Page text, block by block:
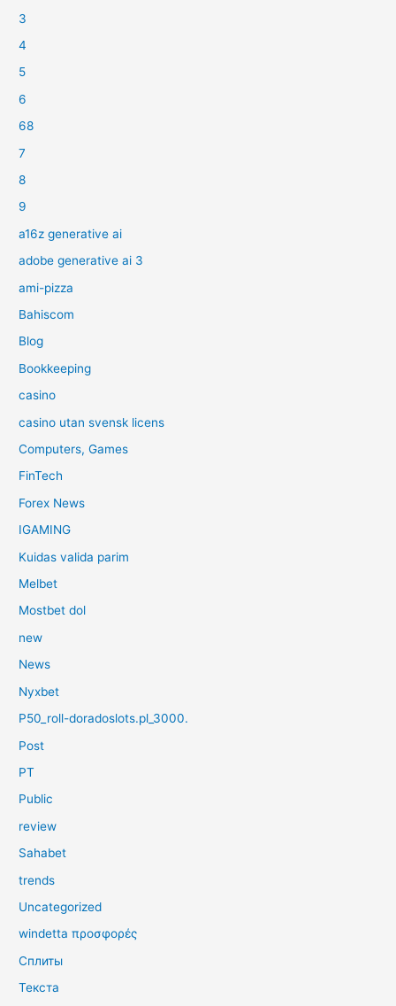
3
4
5
6
68
7
8
9
a16z generative ai
adobe generative ai 3
ami-pizza
Bahiscom
Blog
Bookkeeping
casino
casino utan svensk licens
Computers, Games
FinTech
Forex News
IGAMING
Kuidas valida parim
Melbet
Mostbet dol
new
News
Nyxbet
P50_roll-doradoslots.pl_3000.
Post
PT
Public
review
Sahabet
trends
Uncategorized
windetta προσφορές
Сплиты
Текста